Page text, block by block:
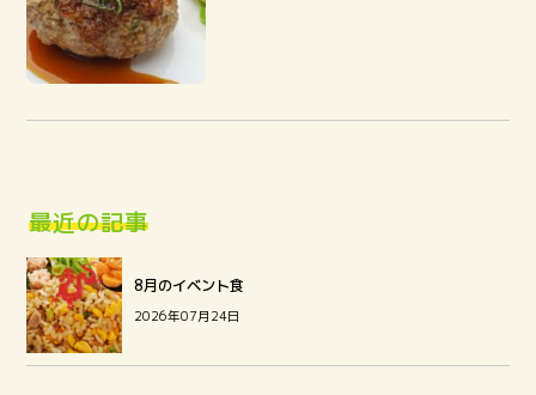
最近の記事
8月のイベント食
2026年07月24日